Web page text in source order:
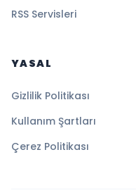
RSS Servisleri
YASAL
Gizlilik Politikası
Kullanım Şartları
Çerez Politikası